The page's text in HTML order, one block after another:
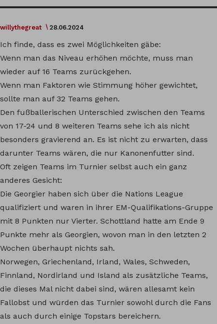
willythegreat 28.06.2024
Ich finde, dass es zwei Möglichkeiten gäbe:
Wenn man das Niveau erhöhen möchte, muss man
wieder auf 16 Teams zurückgehen.
Wenn man Faktoren wie Stimmung höher gewichtet,
sollte man auf 32 Teams gehen.
Den fußballerischen Unterschied zwischen den Teams
von 17-24 und 8 weiteren Teams sehe ich als nicht
besonders gravierend an. Es ist nicht zu erwarten, dass
darunter Teams wären, die nur Kanonenfutter sind.
Oft zeigen Teams im Turnier selbst auch ein ganz
anderes Gesicht:
Die Georgier haben sich über die Nations League
qualifiziert und waren in ihrer EM-Qualifikations-Gruppe
mit 8 Punkten nur Vierter. Schottland hatte am Ende 9
Punkte mehr als Georgien, wovon man in den letzten 2
Wochen überhaupt nichts sah.
Norwegen, Griechenland, Irland, Wales, Schweden,
Finnland, Nordirland und Island als zusätzliche Teams,
die dieses Mal nicht dabei sind, wären allesamt kein
Fallobst und würden das Turnier sowohl durch die Fans
als auch durch einige Topstars bereichern.